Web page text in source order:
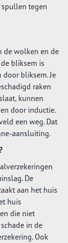
spullen tegen
de wolken en de
bliksem is
bliksem. Je
raken
kunnen
door inductie.
een weg. Dat
aansluiting.
De
aan het huis
huis
die niet
in de
Ook